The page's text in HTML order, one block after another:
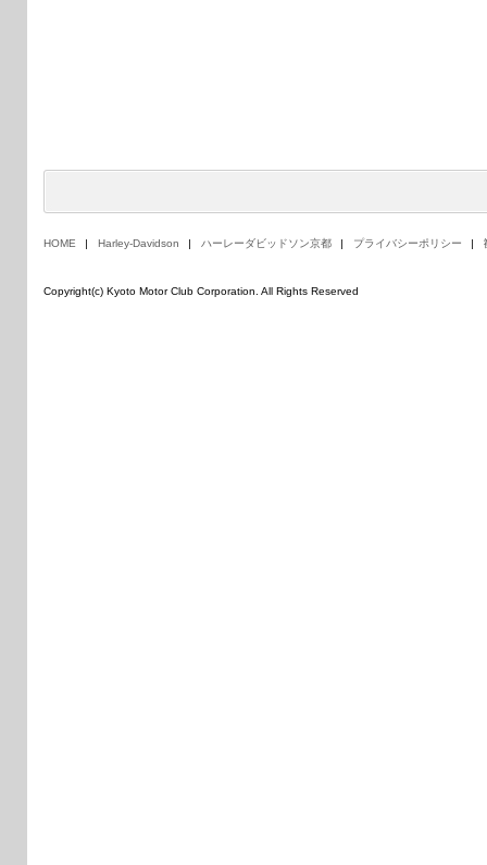
HOME Harley-Davidson ハーレーダビッドソン京都 プライバシーポリシー
Copyright(c) Kyoto Motor Club Corporation. All Rights Reserved